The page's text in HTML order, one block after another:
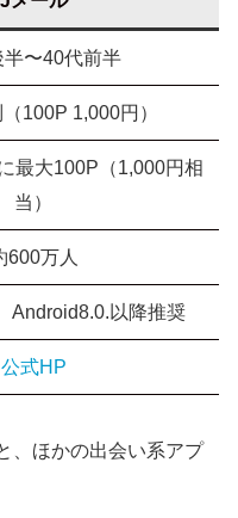
半〜40代前半
100P 1,000円）
最大100P（1,000円相
当）
600万人
以降推奨
公式HP
、ほかの出会い系アプ